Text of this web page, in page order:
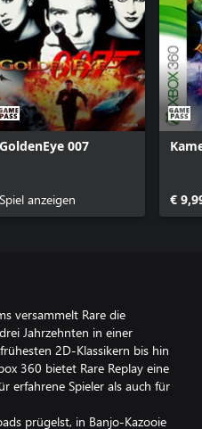
GoldenEye 007
Spiel anzeigen €
versammelt Rare die
Jahrzehnten in einer
2D-Klassikern bis hin
360 bietet Rare Replay eine
erfahrene Spieler als auch für
prügelst, in Banjo-Kazooie